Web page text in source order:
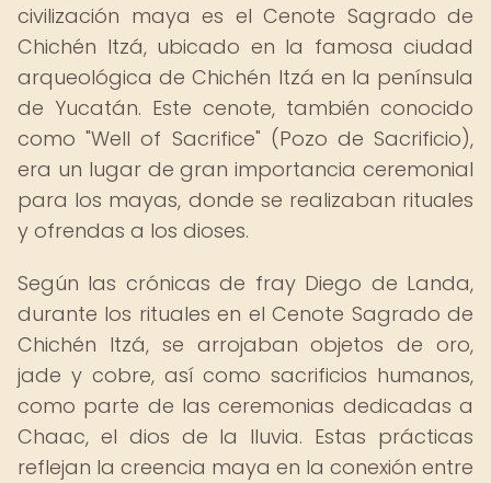
civilización maya es el Cenote Sagrado de
Chichén Itzá, ubicado en la famosa ciudad
arqueológica de Chichén Itzá en la península
de Yucatán. Este cenote, también conocido
como "Well of Sacrifice" (Pozo de Sacrificio),
era un lugar de gran importancia ceremonial
para los mayas, donde se realizaban rituales
y ofrendas a los dioses.
Según las crónicas de fray Diego de Landa,
durante los rituales en el Cenote Sagrado de
Chichén Itzá, se arrojaban objetos de oro,
jade y cobre, así como sacrificios humanos,
como parte de las ceremonias dedicadas a
Chaac, el dios de la lluvia. Estas prácticas
reflejan la creencia maya en la conexión entre